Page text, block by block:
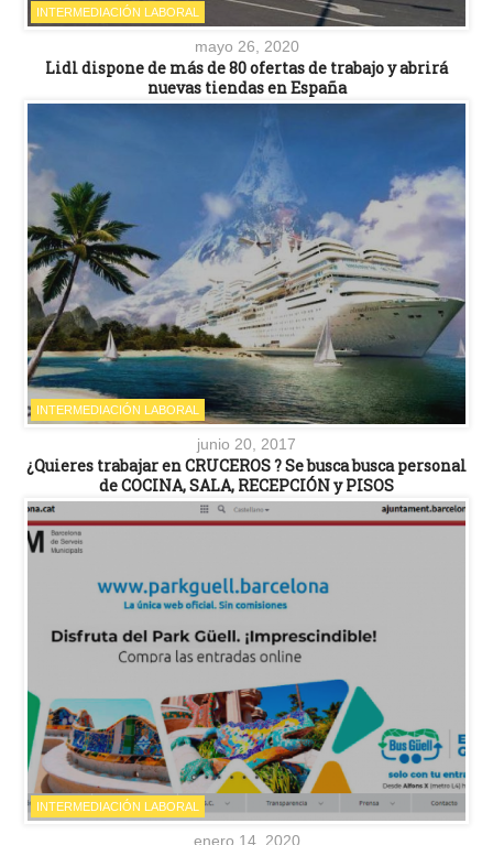
INTERMEDIACIÓN LABORAL
mayo 26, 2020
Lidl dispone de más de 80 ofertas de trabajo y abrirá
nuevas tiendas en España
INTERMEDIACIÓN LABORAL
junio 20, 2017
¿Quieres trabajar en CRUCEROS ? Se busca busca personal
de COCINA, SALA, RECEPCIÓN y PISOS
INTERMEDIACIÓN LABORAL
enero 14, 2020